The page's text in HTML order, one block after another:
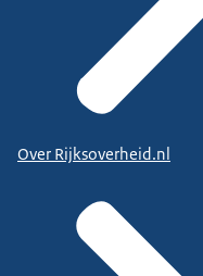
Over Rijksoverheid.nl